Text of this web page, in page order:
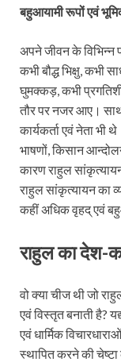
बहुआयामी रूपों एवं
अपने जीवन के विभिन्न
कभी बौद्ध भिक्षु, कभी
घुमक्कड़, कभी
तौर पर नजर आए।
कार्यकर्ता एवं नेता भी
भाषणों, किसान
कारण राहुल
राहुल सांकृत्यायन का
कहीं अधिक वृहद् एवं
राहुल का देश-
वो क्या चीज थी जो
एवं विस्तृत बनाती है?
एवं धार्मिक
स्थापित करने की चेष्टा